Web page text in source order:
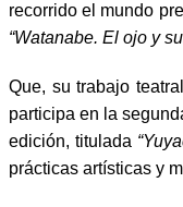
recorrido el mundo
“Watanabe. El ojo y
Que, su trabajo
participa en la
edición, titulada
prácticas artísticas y